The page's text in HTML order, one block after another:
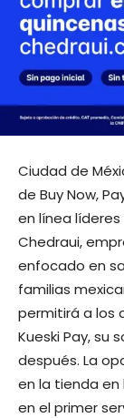
Ciudad de
de Buy Now,
en línea
Chedraui,
enfocado en
familias
permitirá a los
Kueski Pay, su
después. La
en la tienda
en el primer